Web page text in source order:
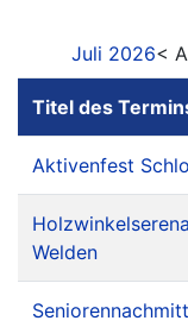
Juli 2026<
Titel des
Aktivenfest
Welden